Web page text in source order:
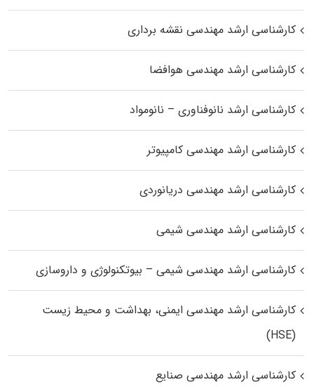
کارشناسی ارشد مهندسی نقشه برداری
کارشناسی ارشد مهندسی هوافضا
کارشناسی ارشد نانوفناوری – نانومواد
کارشناسی ارشد مهندسی کامپیوتر
کارشناسی ارشد مهندسی دریانوردی
کارشناسی ارشد مهندسی شیمی
کارشناسی ارشد مهندسی شیمی – بیوتکنولوژی و داروسازی
کارشناسی ارشد مهندسی ایمنی، بهداشت و محیط زیست
(HSE)
کارشناسی ارشد مهندسی صنایع